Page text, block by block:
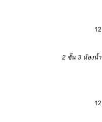
12
2 ชั้น 3 ห้องน้ำ
12